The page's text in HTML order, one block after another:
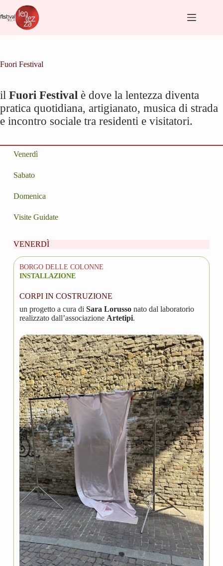
al
contenuto
Fuori Festival
il Fuori Festival è dove la lentezza diventa
pratica quotidiana, artigianato, musica di strada
e incontro sociale tra residenti e visitatori.
Venerdì
Sabato
Domenica
Visite Guidate
VENERDÌ
BORGO DELLE COLONNE
INSTALLAZIONE
CORPI IN COSTRUZIONE
un progetto a cura di Sara Lorussonato dal laboratorio
realizzato dall’associazione Artetipi.